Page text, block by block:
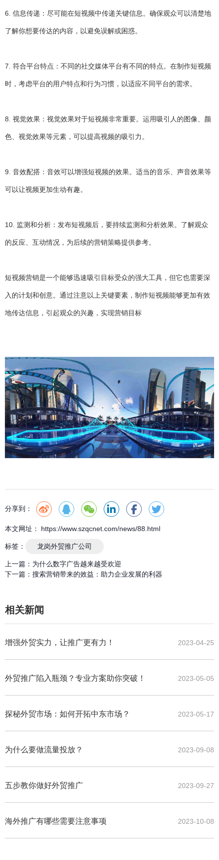
6. 信息传递：尽可能在短视频中传递关键信息。确保观众可以清楚地
了解你想要传达的内容，以避免误解或困惑。
7. 符合平台特点：不同的社交媒体平台有不同的特点。在制作短视频
时，考虑平台的用户特点和行为习惯，以适应不同平台的需求。
8. 视觉效果：视觉效果对于短视频非常重要。运用吸引人的图像、颜
色、视觉效果等元素，可以提高视频的吸引力。
9. 音效配搭：音效可以增强短视频的效果。适当的音乐、声音效果等
可以让视频更加生动有趣。
10. 监测和分析：发布短视频后，要持续监测和分析效果。了解观众
的反应、互动情况，为后续的营销策略提供参考。
短视频营销是一个能够迅速吸引目标受众的强大工具，但它也需要深
入的计划和创意。通过注意以上关键要素，制作短视频能够更加有效
地传达信息，引起观众的兴趣，实现营销目标
分享到：
本文网址： https://www.szqcnet.com/news/88.html
标签： 龙岗外贸推广公司
上一篇： 为什么数字广告越来越受欢迎
下一篇： 搜索营销带来的效益：助力企业发展的利器
相关新闻
2023-04-25
增强外贸实力，让推广更有力！
2023-05-05
外贸推广陷入瓶颈？专业方案助你突破！
2023-05-17
探秘外贸市场：如何开拓中东市场？
2023-09-08
为什么要做流量投放？
2023-09-27
五步教你做好外贸推广
2023-10-08
海外推广有哪些需要注意事项